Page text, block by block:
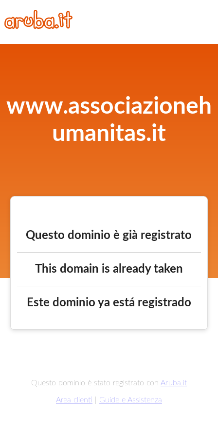
www.associazioneh
umanitas.it
Questo dominio è già registrato
This domain is already taken
Este dominio ya está registrado
Questo dominio è stato registrato con Aruba.it
Area clienti Guide e Assistenza